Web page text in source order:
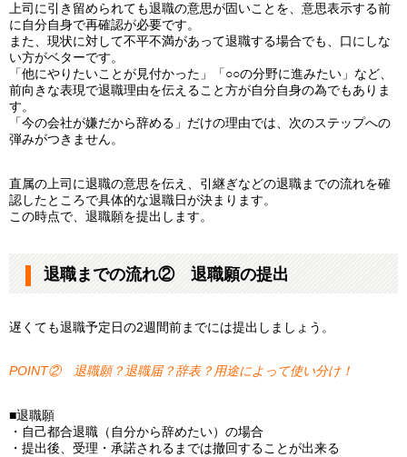
上司に引き留められても退職の意思が固いことを、意思表示する前
に自分自身で再確認が必要です。
また、現状に対して不平不満があって退職する場合でも、口にしな
い方がベターです。
「他にやりたいことが見付かった」「○○の分野に進みたい」など、
前向きな表現で退職理由を伝えること方が自分自身の為でもありま
す。
「今の会社が嫌だから辞める」だけの理由では、次のステップへの
弾みがつきません。
直属の上司に退職の意思を伝え、引継ぎなどの退職までの流れを確
認したところで具体的な退職日が決まります。
この時点で、退職願を提出します。
退職までの流れ② 退職願の提出
遅くても退職予定日の2週間前までには提出しましょう。
POINT② 退職願？退職届？辞表？用途によって使い分け！
■退職願
・自己都合退職（自分から辞めたい）の場合
・提出後、受理・承諾されるまでは撤回することが出来る